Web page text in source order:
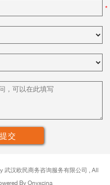
武汉欧民商务咨询服务有限公司 , All
By Onyxcina